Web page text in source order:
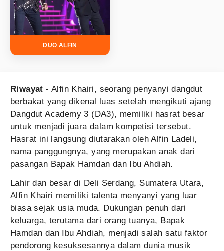
DUO ALFIN
Riwayat - Alfin Khairi, seorang penyanyi dangdut
berbakat yang dikenal luas setelah mengikuti ajang
Dangdut Academy 3 (DA3), memiliki hasrat besar
untuk menjadi juara dalam kompetisi tersebut.
Hasrat ini langsung diutarakan oleh Alfin Ladeli,
nama panggungnya, yang merupakan anak dari
pasangan Bapak Hamdan dan Ibu Ahdiah.
Lahir dan besar di Deli Serdang, Sumatera Utara,
Alfin Khairi memiliki talenta menyanyi yang luar
biasa sejak usia muda. Dukungan penuh dari
keluarga, terutama dari orang tuanya, Bapak
Hamdan dan Ibu Ahdiah, menjadi salah satu faktor
pendorong kesuksesannya dalam dunia musik